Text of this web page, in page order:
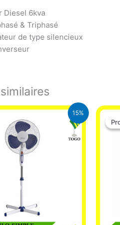
Diesel 6kva
& Triphasé
de type silencieux
15%
:
CFA.
Le
actuel
est :
8.500 CFA.